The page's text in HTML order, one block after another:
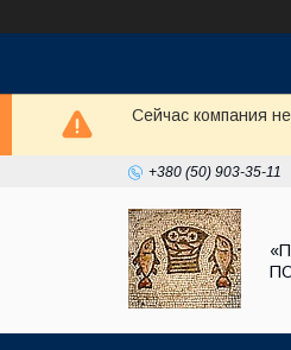
Сейчас компания
+380 (50) 903-35-11